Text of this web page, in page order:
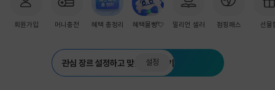
회원가입 머니충전 혜택 총정리 혜택몰빵💘 밀리언 셀러 점핑패스 선물
관심 장르 설정하고 맞춤 추천 받기
설정